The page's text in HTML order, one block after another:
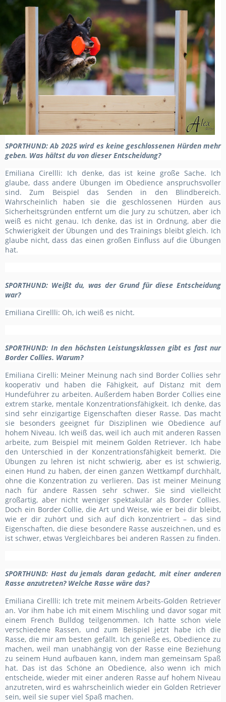
SPORTHUND: Ab 2025 wird es keine geschlossenen Hürden mehr
geben. Was hältst du von dieser Entscheidung?
Emiliana Cirellli: Ich denke, das ist keine große Sache. Ich
glaube, dass andere Übungen im Obedience anspruchsvoller
sind. Zum Beispiel das Senden in den Blindbereich.
Wahrscheinlich haben sie die geschlossenen Hürden aus
Sicherheitsgründen entfernt um die Jury zu schützen, aber ich
weiß es nicht genau. Ich denke, das ist in Ordnung, aber die
Schwierigkeit der Übungen und des Trainings bleibt gleich. Ich
glaube nicht, dass das einen großen Einfluss auf die Übungen
hat.
SPORTHUND: Weißt du, was der Grund für diese Entscheidung
war?
Emiliana Cirellli: Oh, ich weiß es nicht.
SPORTHUND: In den höchsten Leistungsklassen gibt es fast nur
Border Collies. Warum?
Emiliana Cirelli: Meiner Meinung nach sind Border Collies sehr
kooperativ und haben die Fähigkeit, auf Distanz mit dem
Hundeführer zu arbeiten. Außerdem haben Border Collies eine
extrem starke, mentale Konzentrationsfähigkeit. Ich denke, das
sind sehr einzigartige Eigenschaften dieser Rasse. Das macht
sie besonders geeignet für Disziplinen wie Obedience auf
hohem Niveau. Ich weiß das, weil ich auch mit anderen Rassen
arbeite, zum Beispiel mit meinem Golden Retriever. Ich habe
den Unterschied in der Konzentrationsfähigkeit bemerkt. Die
Übungen zu lehren ist nicht schwierig, aber es ist schwierig,
einen Hund zu haben, der einen ganzen Wettkampf durchhält,
ohne die Konzentration zu verlieren. Das ist meiner Meinung
nach für andere Rassen sehr schwer. Sie sind vielleicht
großartig, aber nicht weniger spektakulär als Border Collies.
Doch ein Border Collie, die Art und Weise, wie er bei dir bleibt,
wie er dir zuhört und sich auf dich konzentriert – das sind
Eigenschaften, die diese besondere Rasse auszeichnen, und es
ist schwer, etwas Vergleichbares bei anderen Rassen zu finden.
SPORTHUND: Hast du jemals daran gedacht, mit einer anderen
Rasse anzutreten? Welche Rasse wäre das?
Emiliana Cirellli: Ich trete mit meinem Arbeits-Golden Retriever
an. Vor ihm habe ich mit einem Mischling und davor sogar mit
einem French Bulldog teilgenommen. Ich hatte schon viele
verschiedene Rassen, und zum Beispiel jetzt habe ich die
Rasse, die mir am besten gefällt. Ich genieße es, Obedience zu
machen, weil man unabhängig von der Rasse eine Beziehung
zu seinem Hund aufbauen kann, indem man gemeinsam Spaß
hat. Das ist das Schöne an Obedience, also wenn ich mich
entscheide, wieder mit einer anderen Rasse auf hohem Niveau
anzutreten, wird es wahrscheinlich wieder ein Golden Retriever
sein, weil sie super viel Spaß machen.